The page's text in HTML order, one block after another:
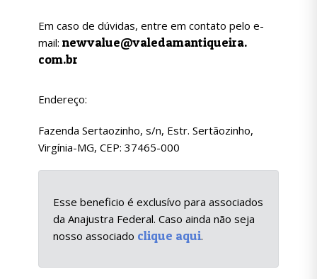
Em caso de dúvidas, entre em contato pelo e-
mail: newvalue@valedamantiqueira.
com.br
Endereço:
Fazenda Sertaozinho, s/n, Estr. Sertãozinho,
Virgínia-MG, CEP: 37465-000
Esse beneficio é exclusívo para associados
da Anajustra Federal. Caso ainda não seja
nosso associado clique aqui.